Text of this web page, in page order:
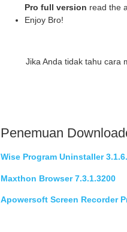
Pro full version read the
Enjoy Bro!
Jika Anda tidak tahu cara
Penemuan
Wise Program Uninstaller
Maxthon Browser 7.3.1.3200
Apowersoft Screen Recorder